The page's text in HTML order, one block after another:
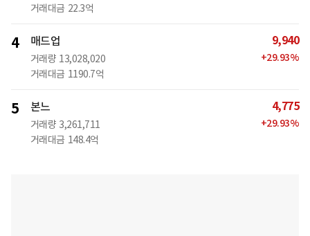
거래대금 22.3억
4 매드업
거래량 13,028,020
거래대금 1190.7억
9,940
+29.93%
5 본느
거래량 3,261,711
거래대금 148.4억
4,775
+29.93%